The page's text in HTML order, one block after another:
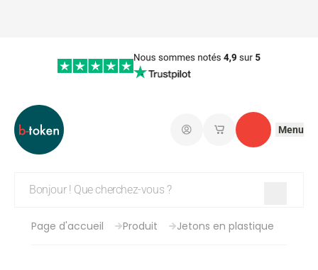
Connectez-vous
Mes paniers
Contact
Menu
Page d'accueil Produit Jetons en plastique